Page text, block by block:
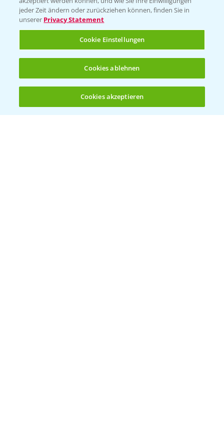
(noch 4)
Ackerbau
Saatgut
Sonderkulturen
Verantwortung & Sorgfalt
PAMIRA - Packmittelrücknahme
Sammelstellen und Termine
jeder Zeit ändern oder zurückziehen können, finden Sie in
unserer Privacy Statement
Cookie Einstellungen
Cookies ablehnen
Cookies akzeptieren